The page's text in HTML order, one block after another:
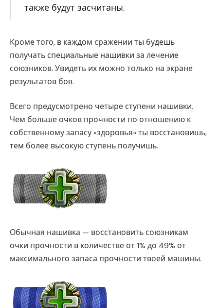
также будут засчитаны.
Кроме того, в каждом сражении ты будешь
получать специальные нашивки за лечение
союзников. Увидеть их можно только на экране
результатов боя.
Всего предусмотрено четыре ступени нашивки.
Чем больше очков прочности по отношению к
собственному запасу «здоровья» ты восстановишь,
тем более высокую ступень получишь.
Обычная нашивка — восстановить союзникам
очки прочности в количестве от 1% до 49% от
максимального запаса прочности твоей машины.